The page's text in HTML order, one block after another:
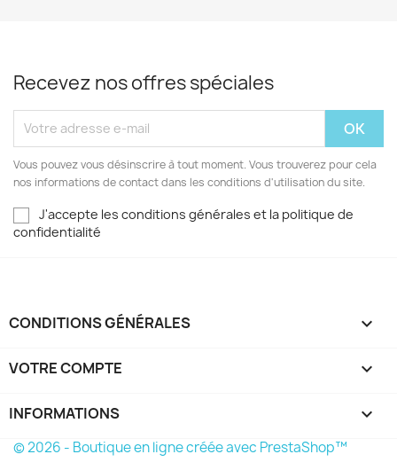
Recevez nos offres spéciales
Vous pouvez vous désinscrire à tout moment. Vous trouverez pour cela
nos informations de contact dans les conditions d'utilisation du site.
J'accepte les conditions générales et la politique de
confidentialité
CONDITIONS GÉNÉRALES 
VOTRE COMPTE 
INFORMATIONS keyboard_arrow_down
© 2026 - Boutique en ligne créée avec PrestaShop™